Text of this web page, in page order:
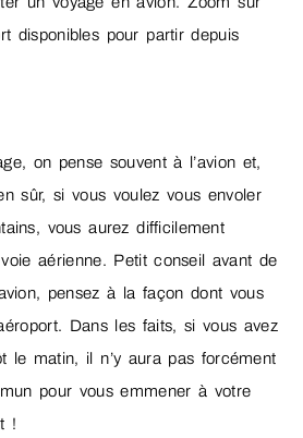
disponibles pour partir depuis
on pense souvent à l’avion et,
sûr, si vous voulez vous envoler
vous aurez difficilement
aérienne. Petit conseil avant de
pensez à la façon dont vous
Dans les faits, si vous avez
le matin, il n’y aura pas forcément
pour vous emmener à votre
!